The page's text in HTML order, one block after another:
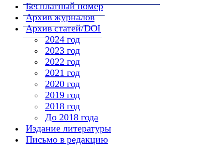
Бесплатный номер
Архив журналов
Архив статей/DOI
2024 год
2023 год
2022 год
2021 год
2020 год
2019 год
2018 год
До 2018 года
Издание литературы
Письмо в редакцию